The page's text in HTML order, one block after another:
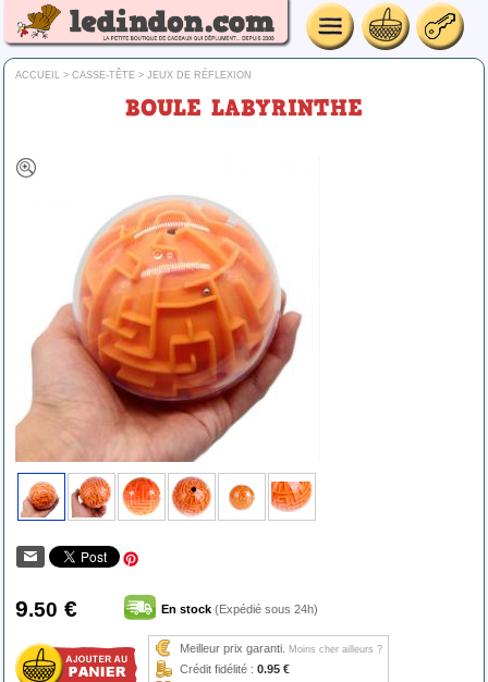
ACCUEIL > CASSE-TÊTE > JEUX DE RÉFLEXION
BOULE LABYRINTHE
9.50 € En stock (Expédié sous 24h)
Meilleur prix garanti. Moins cher ailleurs ?
Crédit fidélité : 0.95 €